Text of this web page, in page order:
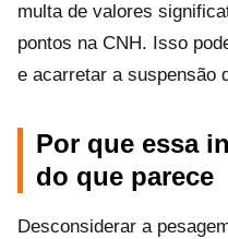
multa de valores
pontos na CNH. Isso
e acarretar a suspensão
Por que essa
do que parece
Desconsiderar a